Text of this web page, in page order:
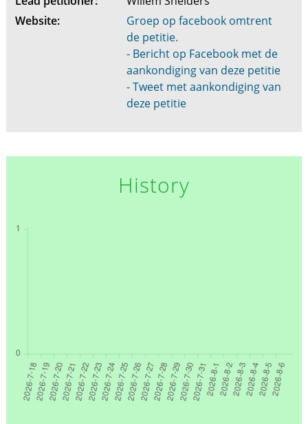
Website:
Groep op facebook omtrent
de petitie.
- Bericht op Facebook met de
aankondiging van deze petitie
- Tweet met aankondiging van
deze petitie
History